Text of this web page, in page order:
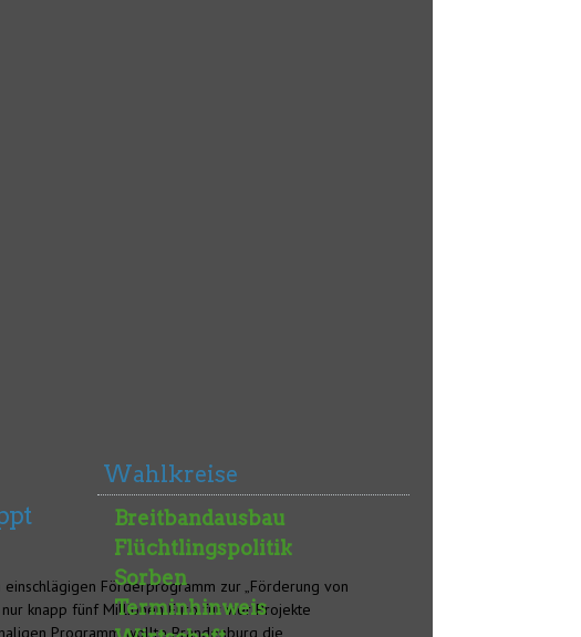
Förderprogramm zur „Förderung von
knapp fünf Millionen Euro für vier Projekte
Programm wollte Brandenburg die
Wahlkreise
Breitbandausbau
Flüchtlingspolitik
Sorben
Terminhinweis